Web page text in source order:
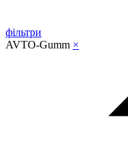
фільтри
AVTO-Gumm ×